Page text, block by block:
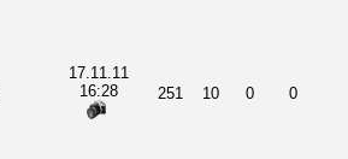
17.11.11
16:28
251 10 0 0